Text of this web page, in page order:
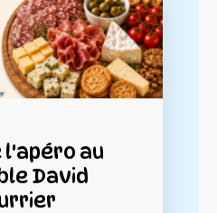
l'apéro au
David